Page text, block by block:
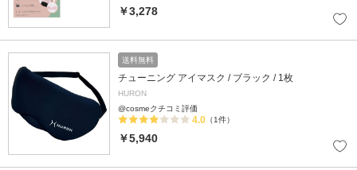
￥3,278
送料無料
チューニング アイマスク / ブラック / 1枚
HURON
@cosmeクチコミ評価
4.0 （1件）
￥5,940